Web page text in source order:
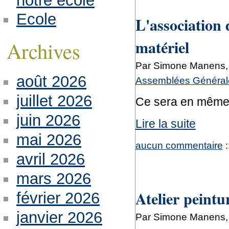
L'association
matériel
Par Simone
Assemblées
Ce sera en
Lire la suite
aucun commentaire
Atelier
Par Simone
Ecole
Archives
août 2026
juillet 2026
juin 2026
mai 2026
avril 2026
mars 2026
février 2026
janvier 2026